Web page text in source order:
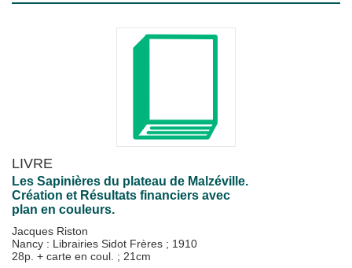
LIVRE
Les Sapinières du plateau de Malzéville.
Création et Résultats financiers avec
plan en couleurs.
Jacques Riston
Nancy : Librairies Sidot Frères ; 1910
28p. + carte en coul. ; 21cm